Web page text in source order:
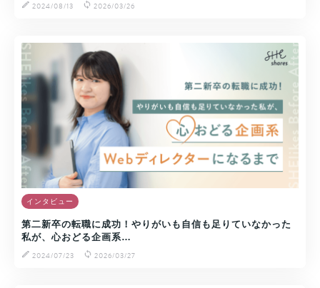
2024/08/13 2026/03/26
インタビュー
第二新卒の転職に成功！やりがいも自信も足りていなかった
私が、心おどる企画系…
2024/07/23
2026/03/27